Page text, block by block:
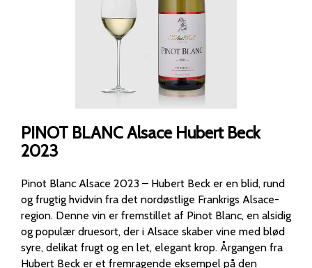
PINOT BLANC Alsace Hubert Beck
2023
Pinot Blanc Alsace 2023 – Hubert Beck er en blid, rund
og frugtig hvidvin fra det nordøstlige Frankrigs Alsace-
region. Denne vin er fremstillet af Pinot Blanc, en alsidig
og populær druesort, der i Alsace skaber vine med blød
syre, delikat frugt og en let, elegant krop. Årgangen fra
Hubert Beck er et fremragende eksempel på den